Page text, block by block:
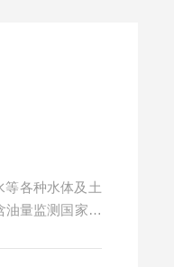
等各种水体及土
油量监测国家标